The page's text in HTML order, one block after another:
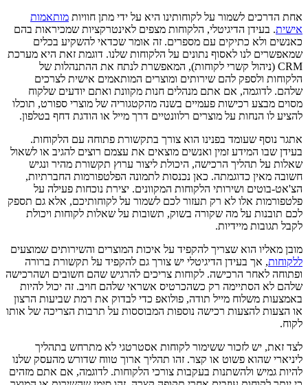
אחת הדרכים לשמור על לקוחותינו היא על ידי מתן חוויות מותאמות
אישית. בעידן הדיגיטלי, הלקוחות מצפים לאינטרקציות שמכיראות בהם
כאנשים ולא כתיקים עם מספרים. זה אומר שכדאי להשקיע בכלים
שמאפשרים לנו לאסוף נתונים על הלקוחות שלנו. דוגמת זאת היא מערכת
CRM (ניהול קשרי לקוחות), המאפשרת לנתח את ההתנהלות של
הלקוחות ולספק להם שירותים ומוצרים המותאמים אישית לצרכים
שלהם. לדוגמה, אם אתם מנהלים חנות מקוונת ואתם יודעים שלקוח
מסוים מבצע רכישות פעמיים בשנה מהקטגוריה של מוצרי ספורט, תוכלו
להציע לו הנחות על מוצרים רלוונטיים דרך מייל או הודגת דחף בטלפון.
אתגר נוסף שעומד בפנינו הוא צורך בתקשורת פתוחה עם הלקוחות.
בעידן שבו המידע זמין ואנשים מוצאים את עצמם רוצים להגיב או לשאול
שאלות על תהליך הרכישה, היכולת ליצור ערוץ תקשורת מהיר ונגיש
חשובה מאין כדוגמתה. כאן נכנסות לתמונה הפלטפורמות החברתיות,
הצ'אט-בוטים ושירותי הלקוחות המקוונים. יצירת נוכחות פעילה על
פלטפורמות אלו לא רק תעזור לכם לשמור על לקוחותיכם, אלא גם תספק
לכם תובנות על מה שקורה בשוק, תשובות על שאלות לקוחות ויכולת
לקבל תגובות מיידיות.
מובן מאליו הוא שצריך להקפיד על איכות המוצרים והשירותים שמוצעים
ללקוחות, אך בעידן הדיגיטלי יש צורך גם להקפיד על תקשורת ברורה
ופתוחה לאחר הרכישה. לקוחות צריכים להרגיש שהם חשובים ושהרכישה
שלהם לא הסתיימה רק כשהכרטיס אשראי שלהם חויב. זה יכול להיות
באמצעות משלוח מייל תודה, פולואפ כדי לבדוק את רמת שביעות הרצון
או הצעות להצעות רכישה נוספות המבוססות על תרבות הצריכה של אותו
לקוח.
לצד זאת, יש לזכור ששימור לקוחות אסטרטגי לא מתרחש בתהליך
ליניארי שהוא פשוט או קצר. זהו תהליך ארוך טווח שדורש מהעסק שלנו
להיות גמיש ולהשתנות בעקבות צורכי הלקוחות. לדוגמה, אם אתם מזהים